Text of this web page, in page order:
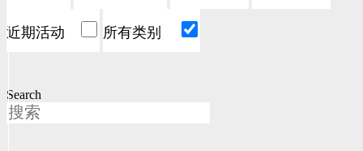
近期活动 所有类别
Search